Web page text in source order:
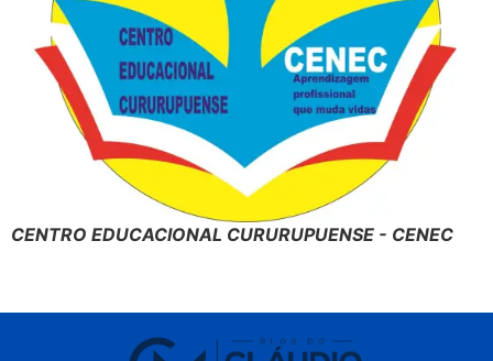
CENTRO EDUCACIONAL CURURUPUENSE - CENEC